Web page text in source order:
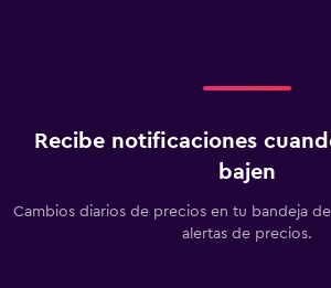
Recibe notificaciones
bajen
Cambios diarios de precios en tu bandeja
alertas de precios.